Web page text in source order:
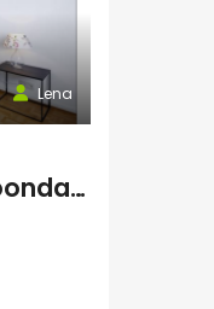
Lena
Beautiful apartment in Boondael